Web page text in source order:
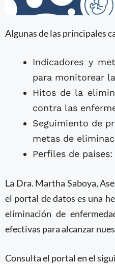
Algunas de las principales
Indicadores y
para monitorear
Hitos de la
contra las
Seguimiento de
metas de
Perfiles de
La Dra. Martha Saboya,
el portal de datos es una
eliminación de
efectivas para alcanzar
Consulta el portal en el